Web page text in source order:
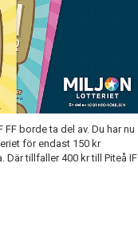
borde ta del av. Du har nu
för endast 150 kr
Där tillfaller 400 kr till Piteå IF